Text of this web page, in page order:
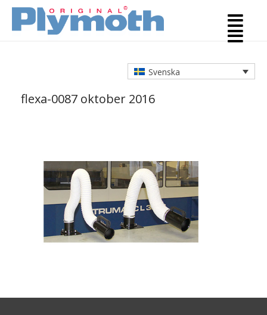
Svenska
flexa-0087 oktober 2016